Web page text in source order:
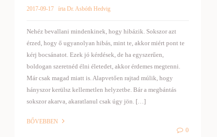
2017-09-17 írta Dr. Asbóth Hedvig
Nehéz bevallani mindenkinek, hogy hibázik. Sokszor azt
érzed, hogy ő ugyanolyan hibás, mint te, akkor miért pont te
kérj bocsánatot. Ezek jó kérdések, de ha egyszerűen,
boldogan szeretnéd élni életedet, akkor érdemes megtenni.
Már csak magad miatt is. Alapvetően rajtad múlik, hogy
hányszor kerülsz kellemetlen helyzetbe. Bár a megbántás
sokszor akarva, akaratlanul csak úgy jön. […]
BŐVEBBEN
0